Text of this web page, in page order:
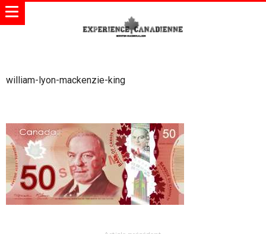
william-lyon-mackenzie-king